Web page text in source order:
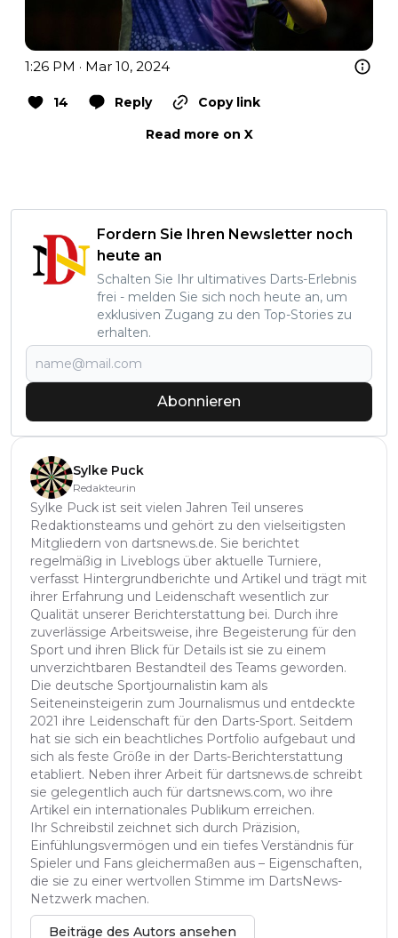
1:26 PM · Mar 10, 2024
14 Reply
Copy link
Read more on X
Fordern Sie Ihren Newsletter noch
heute an
Schalten Sie Ihr ultimatives Darts-Erlebnis
frei - melden Sie sich noch heute an, um
exklusiven Zugang zu den Top-Stories zu
erhalten.
Abonnieren
Sylke Puck
Redakteurin
Sylke Puck ist seit vielen Jahren Teil unseres
Redaktionsteams und gehört zu den vielseitigsten
Mitgliedern von dartsnews.de. Sie berichtet
regelmäßig in Liveblogs über aktuelle Turniere,
verfasst Hintergrundberichte und Artikel und trägt mit
ihrer Erfahrung und Leidenschaft wesentlich zur
Qualität unserer Berichterstattung bei. Durch ihre
zuverlässige Arbeitsweise, ihre Begeisterung für den
Sport und ihren Blick für Details ist sie zu einem
unverzichtbaren Bestandteil des Teams geworden.
Die deutsche Sportjournalistin kam als
Seiteneinsteigerin zum Journalismus und entdeckte
2021 ihre Leidenschaft für den Darts-Sport. Seitdem
hat sie sich ein beachtliches Portfolio aufgebaut und
sich als feste Größe in der Darts-Berichterstattung
etabliert. Neben ihrer Arbeit für dartsnews.de schreibt
sie gelegentlich auch für dartsnews.com, wo ihre
Artikel ein internationales Publikum erreichen.
Ihr Schreibstil zeichnet sich durch Präzision,
Einfühlungsvermögen und ein tiefes Verständnis für
Spieler und Fans gleichermaßen aus – Eigenschaften,
die sie zu einer wertvollen Stimme im DartsNews-
Netzwerk machen.
Beiträge des Autors ansehen